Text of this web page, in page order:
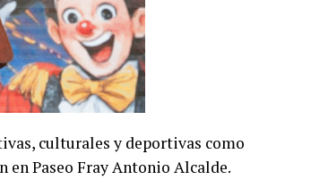
culturales y deportivas como
en Paseo Fray Antonio Alcalde.